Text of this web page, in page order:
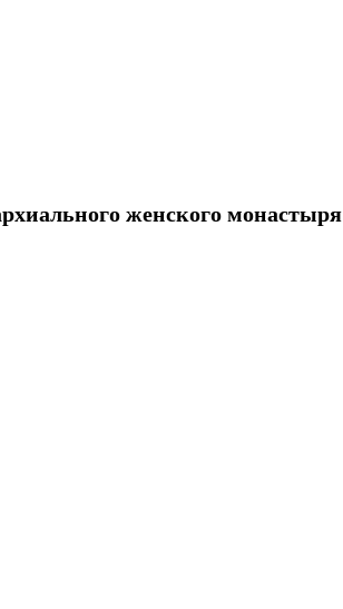
женского монастыря